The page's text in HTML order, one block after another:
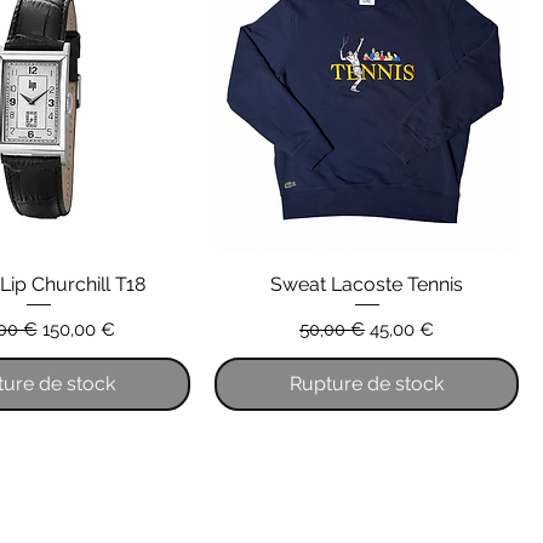
Churchill T18
€ Prix promotionnel
150,00 €
de stock
Sweat Lacoste Tennis
Prix original
50,00 € Prix promotionnel
45,00 €
Rupture de stock